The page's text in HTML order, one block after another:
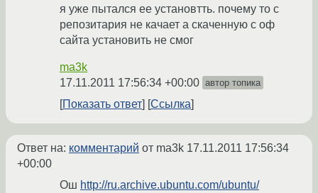
я уже пытался ее установтть. почему то с
репозитария не качает а скаченную с оф
сайта установить не смог
ma3k
17.11.2011 17:56:34 +00:00 автор топика
Показать ответ Ссылка
Ответ на: комментарий от ma3k 17.11.2011 17:56:34
+00:00
Ош http://ru.archive.ubuntu.com/ubuntu/